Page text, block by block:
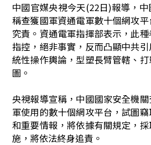
中國官媒央視今天(22日)報導，
稱查獲國軍資通電軍數十個網攻
究責。資通電軍指揮部表示，此
指控，絕非事實，反而凸顯中共
統性操作輿論，型塑長臂管轄、
圖。
央視報導宣稱，中國國家安全機
軍使用的數十個網攻平台，試圖
和重要情報，將依據有關規定，
施，將依法終身追責。